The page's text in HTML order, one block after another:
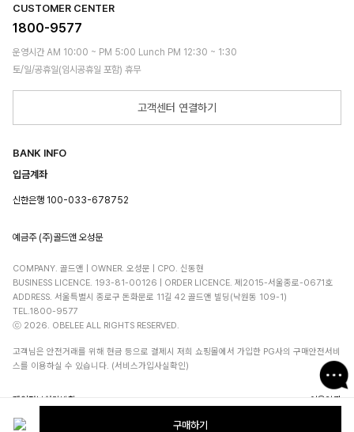
구매하기
CUSTOMER CENTER
1800-9577
운영시간 AM 10:00 ~ PM 5:00 Lunch PM 12:30 ~ 1:30
토/일/공휴일(임시공휴일 포함) 휴무
고객센터 연결하기
BANK INFO
입금계좌
신한은행 100-033-678752
예금주 (주)골드앤 오성문
COMPANY. 골드앤 | OWNER. 오성문 | CPO. 신동현
BUSINESS LICENCE. 193-81-00126 | ORDER LICENCE. 제2015-서울종로-0671호
ADDRESS. 서울특별시 종로구 돈화문로 11길 42 골드앤 빌딩(낙원동 109-1)
TEL.1800-9577
ⓒ 2026. OBELEE ALL RIGHTS RESERVED.
고객님은 안전거래를 위해 현금 등으로 결제시 저희 쇼핑몰에서 가입한 PG사의 구매안전서비
스를 이용하실 수 있습니다. (서비스가입사실확인)
개인정보처리방침 이용약관